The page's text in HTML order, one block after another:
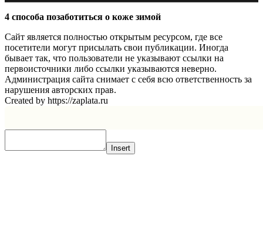
4 способа позаботиться о коже зимой
Сайт является полностью открытым ресурсом, где все
посетители могут присылать свои публикации. Иногда
бывает так, что пользователи не указывают ссылки на
первоисточники либо ссылки указываются неверно.
Администрация сайта снимает с себя всю ответственность за
нарушения авторских прав.
Created by https://zaplata.ru
Insert